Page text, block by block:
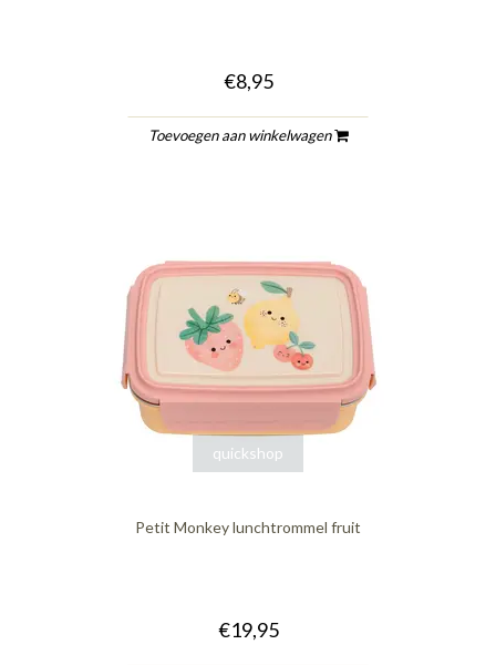
€8,95
Toevoegen aan winkelwagen
quickshop
Petit Monkey lunchtrommel fruit
€19,95